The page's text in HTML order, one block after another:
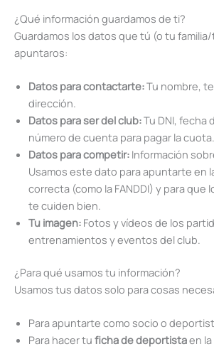
¿Qué información guardamos de ti?
Guardamos los datos que tú (o tu
apuntaros:
Datos para contactarte:Tu nombre,
dirección.
Datos para ser del club:Tu DNI, fecha
número de cuenta para pagar la cuota.
Datos para competir: Información
Usamos este dato para apuntarte en
correcta (como la FANDDI) y para que
te cuiden bien.
Tu imagen: Fotos y vídeos de los
entrenamientos y eventos del club.
¿Para qué usamos tu información?
Usamos tus datos solo para cosas
Para apuntarte como socio o
Para hacer tu ficha de deportistaen